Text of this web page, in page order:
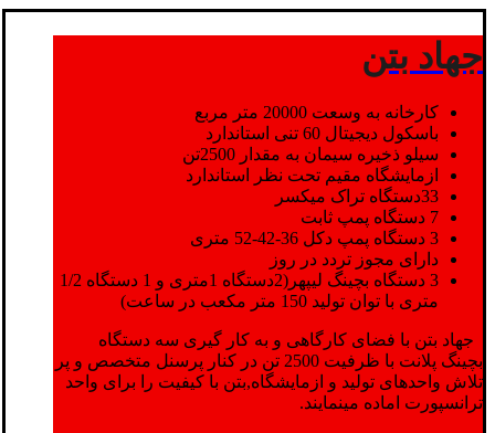
جهاد بتن
کارخانه به وسعت 20000 متر مربع
باسکول دیجیتال 60 تنی استاندارد
سیلو ذخیره سیمان به مقدار 2500تن
ازمایشگاه مقیم تحت نظر استاندارد
33دستگاه تراک میکسر
7 دستگاه پمپ ثابت
3 دستگاه پمپ دکل 36-42-52 متری
دارای مجوز تردد در روز
3 دستگاه بچینگ لیپهر(2دستگاه 1متری و 1 دستگاه 1/2
متری با توان تولید 150 متر مکعب در ساعت)
جهاد بتن با فضای کارگاهی و به کار گیری سه دستگاه
بچینگ پلانت با ظرفیت 2500 تن در کنار پرسنل متخصص و پر
تلاش واحدهای تولید و ازمایشگاه,بتن با کیفیت را برای واحد
ترانسپورت اماده مینمایند.